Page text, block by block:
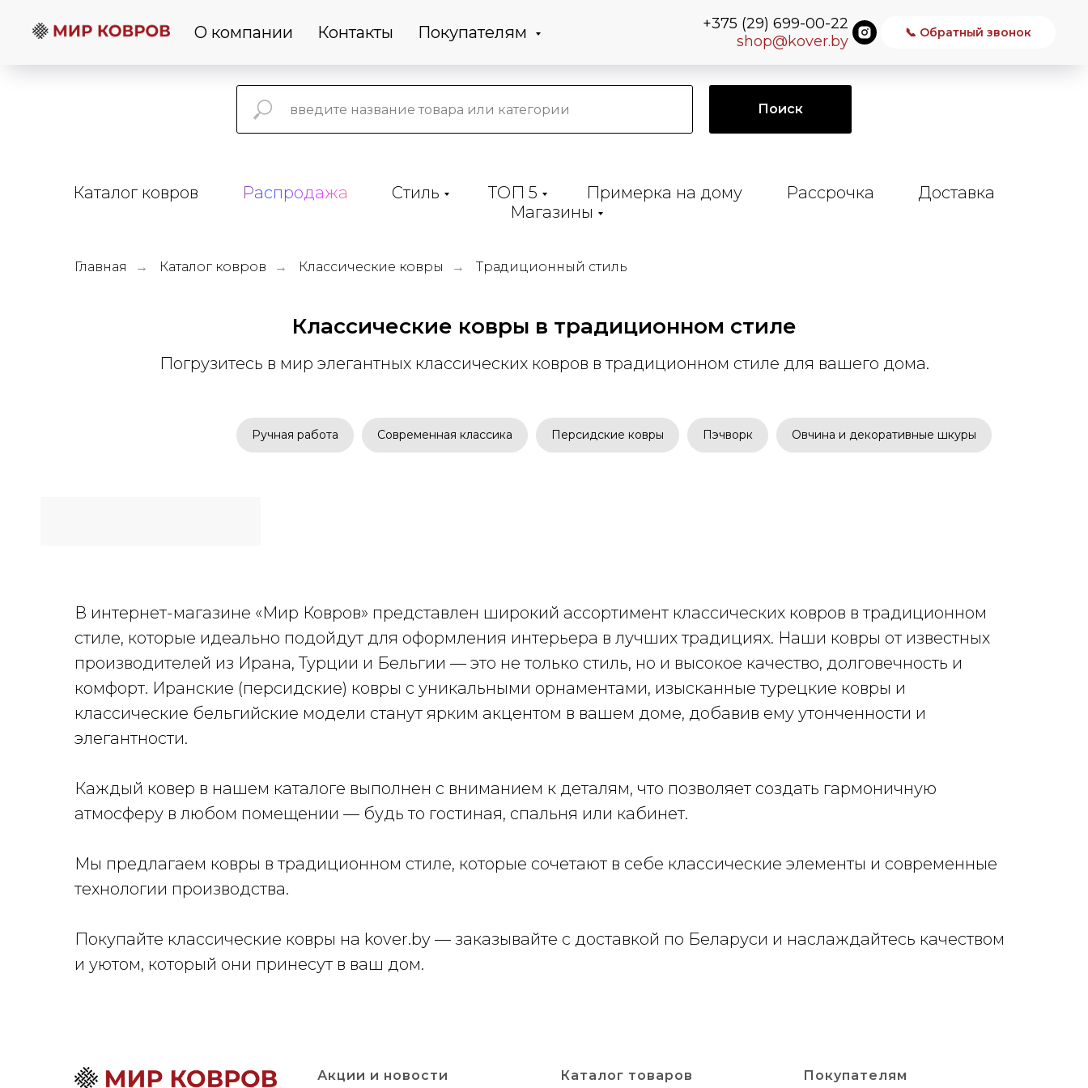
О компании Контакты Покупателям
+375 (29) 699-00-22
shop@kover.by
📞 Обратный звонок
Поиск
Каталог ковров Распродажа Стиль ТОП 5 Примерка на дому Рассрочка
Доставка
Магазины
Главная → Каталог ковров → Классические ковры → Традиционный стиль
Классические ковры в традиционном стиле
Погрузитесь в мир элегантных классических ковров в традиционном стиле для вашего дома.
Ручная работа Современная классика Персидские ковры Пэчворк Овчина и декоративные шкуры
В интернет-магазине «Мир Ковров» представлен широкий ассортимент классических ковров в традиционном
стиле, которые идеально подойдут для оформления интерьера в лучших традициях. Наши ковры от известных
производителей из Ирана, Турции и Бельгии — это не только стиль, но и высокое качество, долговечность и
комфорт. Иранские (персидские) ковры с уникальными орнаментами, изысканные турецкие ковры и
классические бельгийские модели станут ярким акцентом в вашем доме, добавив ему утонченности и
элегантности.
Каждый ковер в нашем каталоге выполнен с вниманием к деталям, что позволяет создать гармоничную
атмосферу в любом помещении — будь то гостиная, спальня или кабинет.
Мы предлагаем ковры в традиционном стиле, которые сочетают в себе классические элементы и современные
технологии производства.
Покупайте классические ковры на kover.by — заказывайте с доставкой по Беларуси и наслаждайтесь качеством
и уютом, который они принесут в ваш дом.
Акции и новости Каталог товаров Покупателям